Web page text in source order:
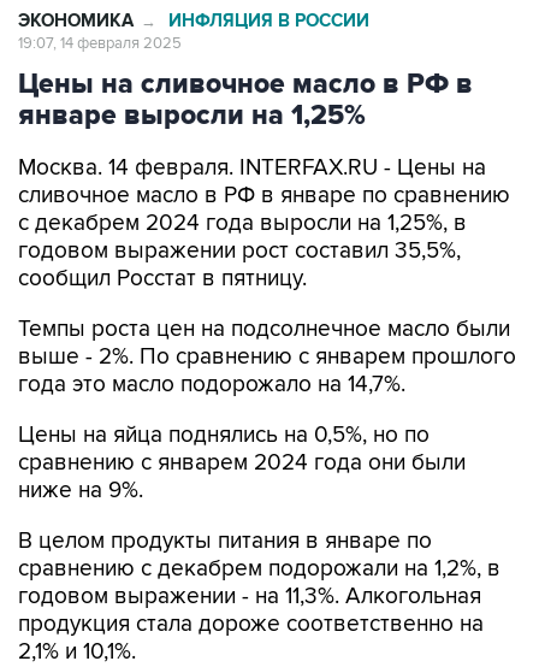
ЭКОНОМИКА → ИНФЛЯЦИЯ В РОССИИ
19:07, 14 февраля 2025
Цены на сливочное масло в РФ в
январе выросли на 1,25%
Москва. 14 февраля. INTERFAX.RU - Цены на
сливочное масло в РФ в январе по сравнению
с декабрем 2024 года выросли на 1,25%, в
годовом выражении рост составил 35,5%,
сообщил Росстат в пятницу.
Темпы роста цен на подсолнечное масло были
выше - 2%. По сравнению с январем прошлого
года это масло подорожало на 14,7%.
Цены на яйца поднялись на 0,5%, но по
сравнению с январем 2024 года они были
ниже на 9%.
В целом продукты питания в январе по
сравнению с декабрем подорожали на 1,2%, в
годовом выражении - на 11,3%. Алкогольная
продукция стала дороже соответственно на
2,1% и 10,1%.